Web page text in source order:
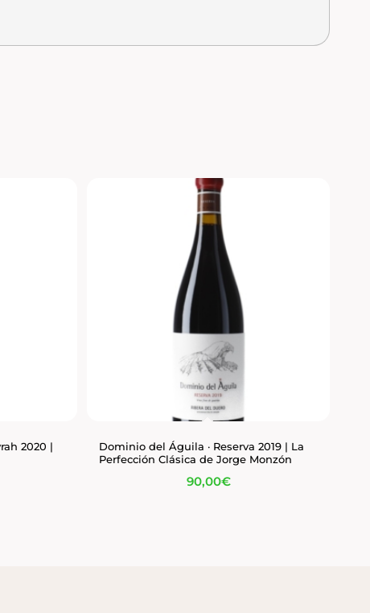
2020 |
Dominio del Águila · Reserva 2019 | La
Perfección Clásica de Jorge Monzón
90,00€